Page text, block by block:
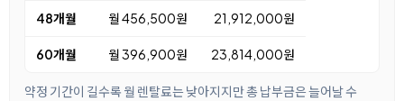
48개월 월 456,500원 21,912,000원
60개월 월 396,900원 23,814,000원
약정 기간이 길수록 월 렌탈료는 낮아지지만 총 납부금은 늘어날 수